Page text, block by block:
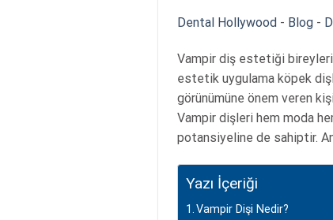
Dental Hollywood- Blog-
Vampir diş estetiği
estetik uygulama köpek
görünümüne önem veren
Vampir dişleri hem moda
potansiyeline de sahiptir.
Yazı İçeriği
Vampir Dişi Nedir?